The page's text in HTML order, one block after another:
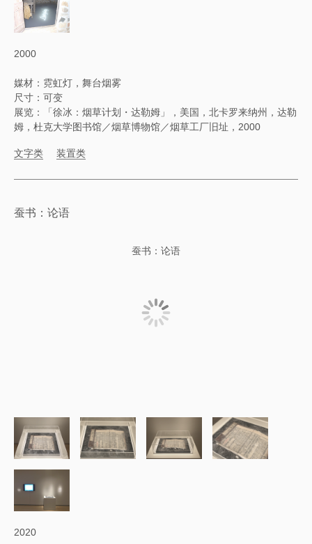
2000
媒材：霓虹灯，舞台烟雾
尺寸：可变
展览：「徐冰：烟草计划・达勒姆」，美国，北卡罗来纳州，达勒
姆，杜克大学图书馆／烟草博物馆／烟草工厂旧址，2000
文字类 装置类
蚕书：论语
蚕书：论语
2020